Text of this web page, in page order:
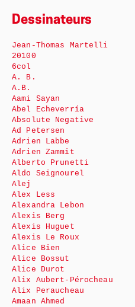
Dessinateurs
Jean-Thomas Martelli
20100
6col
A. B.
A.B.
Aami Sayan
Abel Echeverría
Absolute Negative
Ad Petersen
Adrien Labbe
Adrien Zammit
Alberto Prunetti
Aldo Seignourel
Alej
Alex Less
Alexandra Lebon
Alexis Berg
Alexis Huguet
Alexis Le Roux
Alice Bien
Alice Bossut
Alice Durot
Alix Aubert-Pérocheau
Alix Peraucheau
Amaan Ahmed